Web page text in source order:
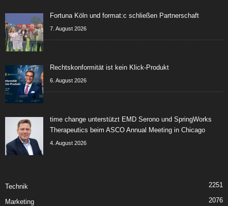
Fortuna Köln und format:c schließen Partnerschaft
7. August 2026
Rechtskonformität ist kein Klick-Produkt
6. August 2026
time change unterstützt EMD Serono und SpringWorks
Therapeutics beim ASCO Annual Meeting in Chicago
4. August 2026
Technik 2251
Marketing 2076